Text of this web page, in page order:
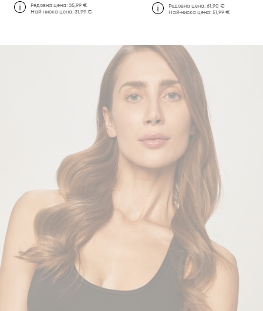
Редовна цена:35,99 €
Най-ниска цена:31,99 €
Редовна цена: 61,90 €
Най-ниска цена: 51,99 €